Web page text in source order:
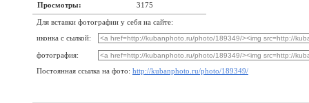
Просмотры: 3175
Для вставки фотографии у себя на сайте:
иконка с сылкой:
фотография:
Постоянная ссылка на фото: http://kubanphoto.ru/photo/189349/